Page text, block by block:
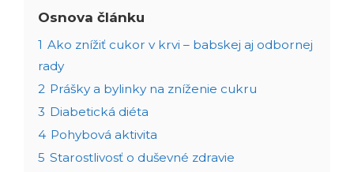
Osnova článku
1 Ako znížiť cukor v krvi – babskej aj odbornej
rady
2 Prášky a bylinky na zníženie cukru
3 Diabetická diéta
4 Pohybová aktivita
5 Starostlivosť o duševné zdravie